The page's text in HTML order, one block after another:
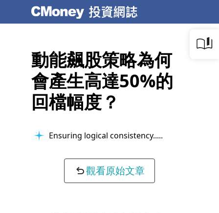
動能飆股策略為何
會產生高達50%的
回檔幅度？
Ensuring logical consistency...
觀看原始文章